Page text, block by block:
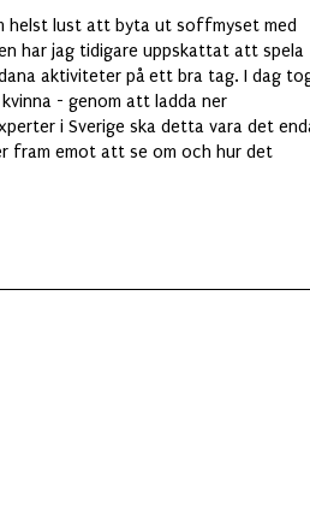
helst lust att byta ut soffmyset med
har jag tidigare uppskattat att spela
aktiviteter på ett bra tag. I dag
- genom att ladda ner
i Sverige ska detta vara det
fram emot att se om och hur det